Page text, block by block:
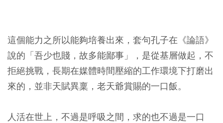
這個能力之所以能夠培養出來，套句孔子在《論語》
說的「吾少也賤，故多能鄙事」，是從基層做起，不
拒絕挑戰，長期在媒體時間壓縮的工作環境下打磨出
來的，並非天賦異稟，老天爺賞賜的一口飯。
人活在世上，不過是呼吸之間，求的也不過是一口